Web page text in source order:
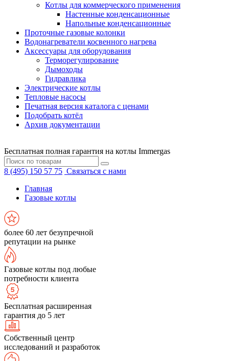
Котлы для коммерческого применения
Настенные конденсационные
Напольные конденсационные
Проточные газовые колонки
Водонагреватели косвенного нагрева
Аксессуары для оборудования
Терморегулирование
Дымоходы
Гидравлика
Электрические котлы
Тепловые насосы
Печатная версия каталога с ценами
Подобрать котёл
Архив документации
Бесплатная полная гарантия на котлы Immergas
8 (495) 150 57 75 Связаться с нами
Главная
Газовые котлы
более 60 лет безупречной
репутации на рынке
Газовые котлы под любые
потребности клиента
Бесплатная расширенная
гарантия до 5 лет
Собственный центр
исследований и разработок